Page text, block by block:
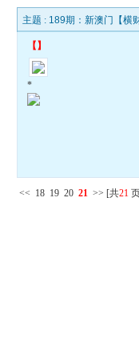
主题 : 189期：新澳门【
【 】
*
<< 18 19 20 21 >> [共21